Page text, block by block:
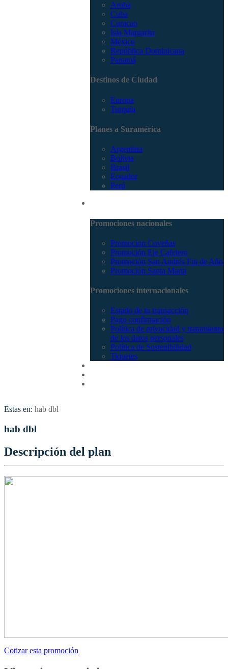
Aruba
Cuba
Curacao
Isla Margarita
México
República Dominicana
Panamá
Destinos de Ciudad
Europa
Turquía
Planes a Suramérica
Argentina
Bolivia
Brasil
Ecuador
Perú
Promociones nacionales
Promocion Coveñas
Promoción Eje Cafetero
Promoción San Andrés Fin de Año
Promoción Santa Marta
Promociones internacionales
Estado de tu transacción
Pago confirmación
Política de privacidad y tratamiento
de los datos personales
Política de Sostenibilidad
Tiquetes
Estas en: hab dbl
hab dbl
Descripción del plan
Cotizar esta promoción